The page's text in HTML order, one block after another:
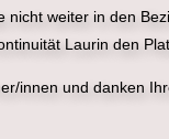
weiter in den
Laurin den
innen und danken